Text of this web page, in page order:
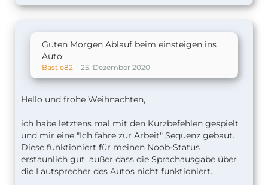
Guten Morgen Ablauf beim einsteigen ins
Auto
Bastie82 25. Dezember 2020
Hello und frohe Weihnachten,
ich habe letztens mal mit den Kurzbefehlen gespielt
und mir eine "Ich fahre zur Arbeit" Sequenz gebaut.
Diese funktioniert für meinen Noob-Status
erstaunlich gut, außer dass die Sprachausgabe über
die Lautsprecher des Autos nicht funktioniert.